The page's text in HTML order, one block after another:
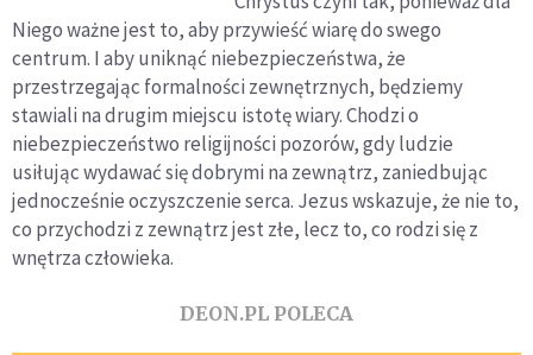
Niego ważne jest to, aby przywieść wiarę do swego
centrum. I aby uniknąć niebezpieczeństwa, że
przestrzegając formalności zewnętrznych, będziemy
stawiali na drugim miejscu istotę wiary. Chodzi o
niebezpieczeństwo religijności pozorów, gdy ludzie
usiłując wydawać się dobrymi na zewnątrz, zaniedbując
jednocześnie oczyszczenie serca. Jezus wskazuje, że nie to,
co przychodzi z zewnątrz jest złe, lecz to, co rodzi się z
wnętrza człowieka.
DEON.PL POLECA